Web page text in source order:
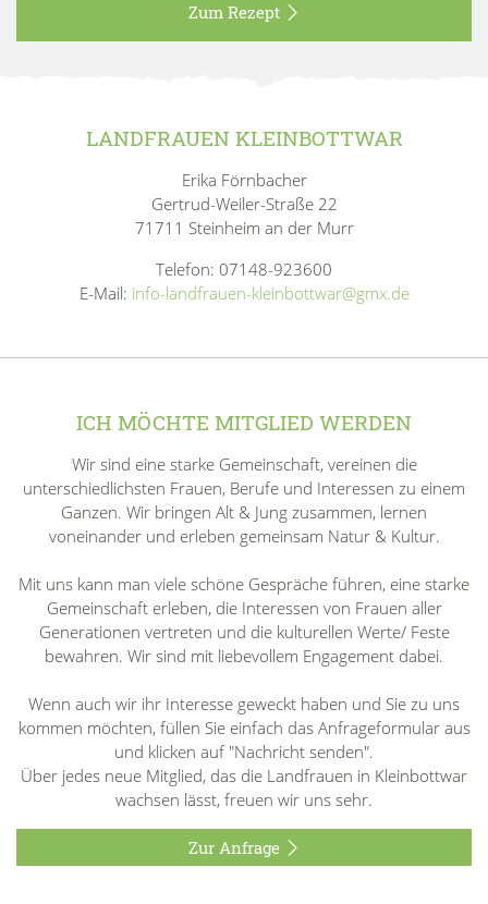
Zum Rezept
LANDFRAUEN KLEINBOTTWAR
Erika Förnbacher
Gertrud-Weiler-Straße 22
71711 Steinheim an der Murr
Telefon: 07148-923600
E-Mail: info-landfrauen-kleinbottwar@gmx.de
ICH MÖCHTE MITGLIED WERDEN
Wir sind eine starke Gemeinschaft, vereinen die
unterschiedlichsten Frauen, Berufe und Interessen zu einem
Ganzen. Wir bringen Alt & Jung zusammen, lernen
voneinander und erleben gemeinsam Natur & Kultur.
Mit uns kann man viele schöne Gespräche führen, eine starke
Gemeinschaft erleben, die Interessen von Frauen aller
Generationen vertreten und die kulturellen Werte/ Feste
bewahren. Wir sind mit liebevollem Engagement dabei.
Wenn auch wir ihr Interesse geweckt haben und Sie zu uns
kommen möchten, füllen Sie einfach das Anfrageformular aus
und klicken auf "Nachricht senden".
Über jedes neue Mitglied, das die Landfrauen in Kleinbottwar
wachsen lässt, freuen wir uns sehr.
Zur Anfrage